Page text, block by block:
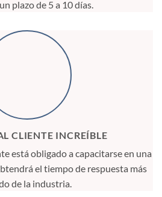
plazo de 5 a 10 días.
CLIENTE INCREÍBLE
está obligado a capacitarse en una
el tiempo de respuesta más
de la industria.